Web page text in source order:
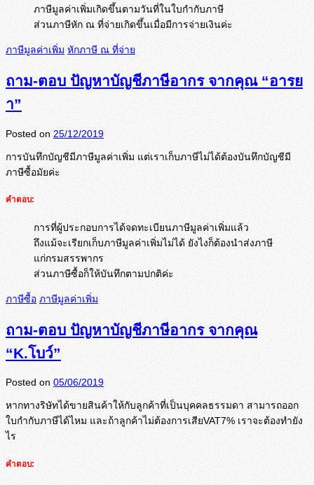
ภาษีมูลค่าเพิ่มเกิดขึ้นตามวันที่ในใบกำกับภาษี
ส่วนภาษีหัก ณ ที่จ่ายเกิดขึ้นเมื่อมีการจ่ายเงินค่ะ
ภาษีมูลค่าเพิ่ม หักภาษี ณ ที่จ่าย
ถาม-ตอบ ปัญหาบัญชีภาษีอากร จากคุณ “อารย
า”
Posted on 25/12/2019
การบันทึกบัญชีมีภาษีมูลค่าเพิ่ม แต่เราเก็บภาษีไม่ได้ต้องบันทึกบัญชีมี
ภาษีซื้อมัยค่ะ
คำตอบ:
การที่ผู้ประกอบการได้จดทะเบียนภาษีมูลค่าเพิ่มแล้ว
ถึงแม้จะเรียกเก็บภาษีมูลค่าเพิ่มไม่ได้ ยังไงก็ต้องนำส่งภาษี
แก่กรมสรรพากร
ส่วนภาษีซื้อก็ให้บันทึกตามปกติค่ะ
ภาษีซื้อ ภาษีมูลค่าเพิ่ม
ถาม-ตอบ ปัญหาบัญชีภาษีอากร จากคุณ
“K.โบว์”
Posted on 05/06/2019
หากทางริษัทได้ขายสินค้าให้กับลูกค้าที่เป็นบุคคลธรรมดา สามารถออก
ใบกำกับภาษีได้ไหม และถ้าลูกค้าไม่ต้องการเสียVAT7% เราจะต้องทำยัง
ไร
คำตอบ: